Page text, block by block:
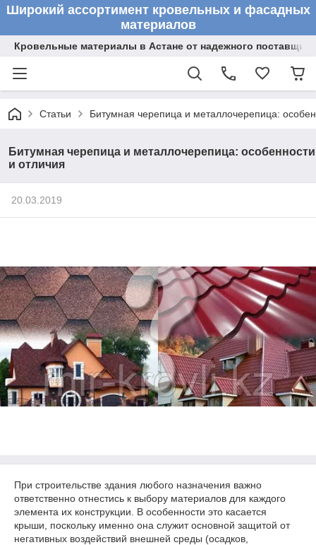
Широкий ассортимент кровельных и фасадных
материалов
Кровельные материалы в Астане от надежного
Статьи Битумная черепица и металлочерепица:
Битумная черепица и металлочерепица: особенности
и отличия
20.03.2019
При строительстве здания любого назначения важно
ответственно отнестись к выбору материалов для каждого
элемента их конструкции. В особенности это касается
крыши, поскольку именно она служит основной защитой от
негативных воздействий внешней среды (осадков,